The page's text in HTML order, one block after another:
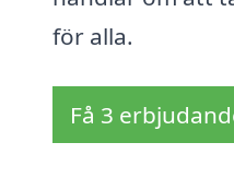
för alla.
Få 3